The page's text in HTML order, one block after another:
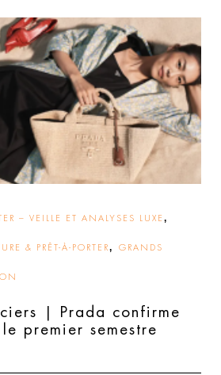
– VEILLE ET ANALYSES LUXE ,
& PRÊT-À-PORTER, GRANDS
| Prada confirme
premier semestre